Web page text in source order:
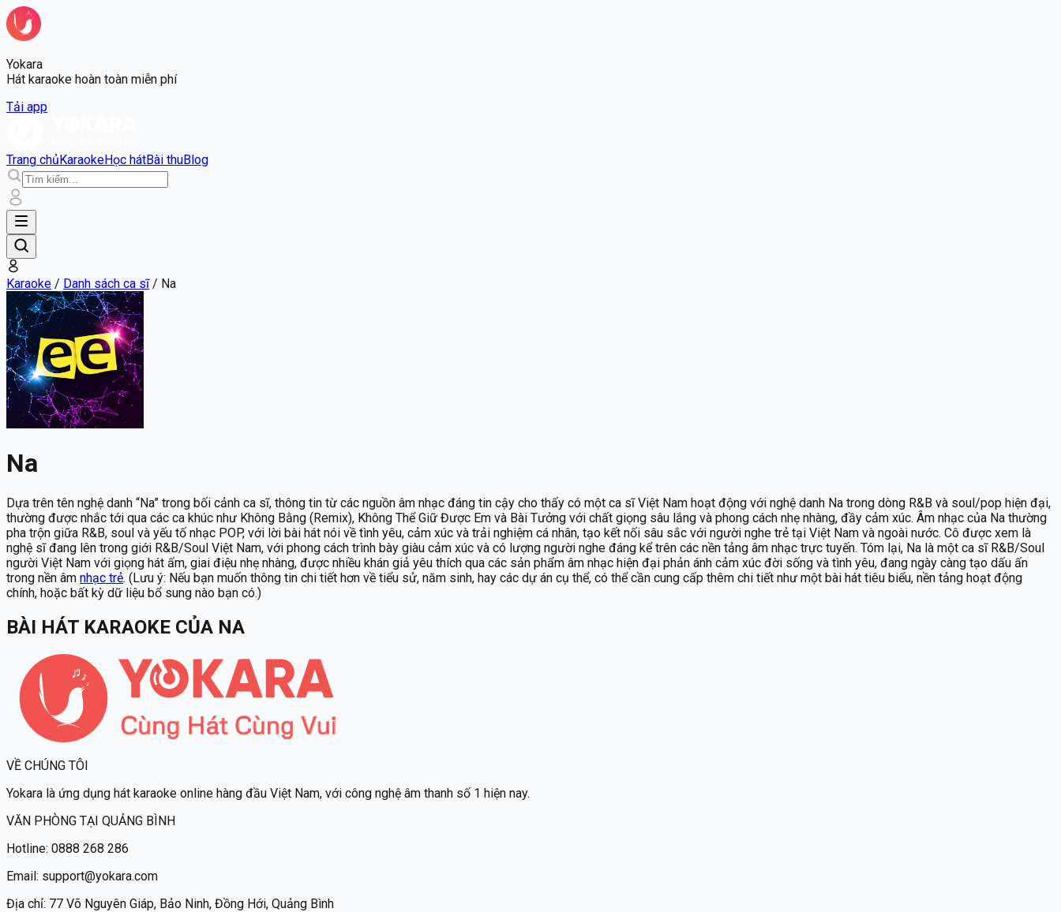
Yokara
Hát karaoke hoàn toàn miễn phí
Tải app
Trang chủKaraokeHọc hátBài thuBlog
Karaoke / Danh sách ca sĩ/ Na
Na
Dựa trên tên nghệ danh “Na” trong bối cảnh ca sĩ, thông tin từ các nguồn âm nhạc đáng tin cậy cho thấy có một ca sĩ Việt Nam hoạt động với nghệ danh Na trong dòng R&B và soul/pop hiện đại,
thường được nhắc tới qua các ca khúc như Không Bằng (Remix), Không Thể Giữ Được Em và Bài Tưởng với chất giọng sâu lắng và phong cách nhẹ nhàng, đầy cảm xúc. Âm nhạc của Na thường
pha trộn giữa R&B, soul và yếu tố nhạc POP, với lời bài hát nói về tình yêu, cảm xúc và trải nghiệm cá nhân, tạo kết nối sâu sắc với người nghe trẻ tại Việt Nam và ngoài nước. Cô được xem là
nghệ sĩ đang lên trong giới R&B/Soul Việt Nam, với phong cách trình bày giàu cảm xúc và có lượng người nghe đáng kể trên các nền tảng âm nhạc trực tuyến. Tóm lại, Na là một ca sĩ R&B/Soul
người Việt Nam với giọng hát ấm, giai điệu nhẹ nhàng, được nhiều khán giả yêu thích qua các sản phẩm âm nhạc hiện đại phản ánh cảm xúc đời sống và tình yêu, đang ngày càng tạo dấu ấn
trong nền âm nhạc trẻ. (Lưu ý: Nếu bạn muốn thông tin chi tiết hơn về tiểu sử, năm sinh, hay các dự án cụ thể, có thể cần cung cấp thêm chi tiết như một bài hát tiêu biểu, nền tảng hoạt động
chính, hoặc bất kỳ dữ liệu bổ sung nào bạn có.)
BÀI HÁT KARAOKE CỦA NA
VỀ CHÚNG TÔI
Yokara là ứng dụng hát karaoke online hàng đầu Việt Nam, với công nghệ âm thanh số 1 hiện nay.
VĂN PHÒNG TẠI QUẢNG BÌNH
Hotline: 0888 268 286
Email: support@yokara.com
Địa chỉ: 77 Võ Nguyên Giáp, Bảo Ninh, Đồng Hới, Quảng Bình